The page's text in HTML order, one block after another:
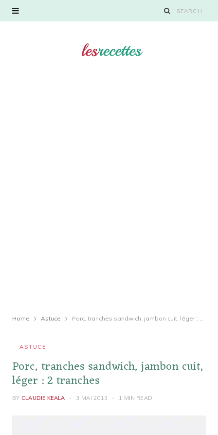
Home Astuce Porc, tranches sandwich, jambon cuit, léger : 2 tranches
ASTUCE
Porc, tranches sandwich, jambon cuit,
léger : 2 tranches
BY CLAUDIE KEALA 3 MAI 2013 1 MIN READ